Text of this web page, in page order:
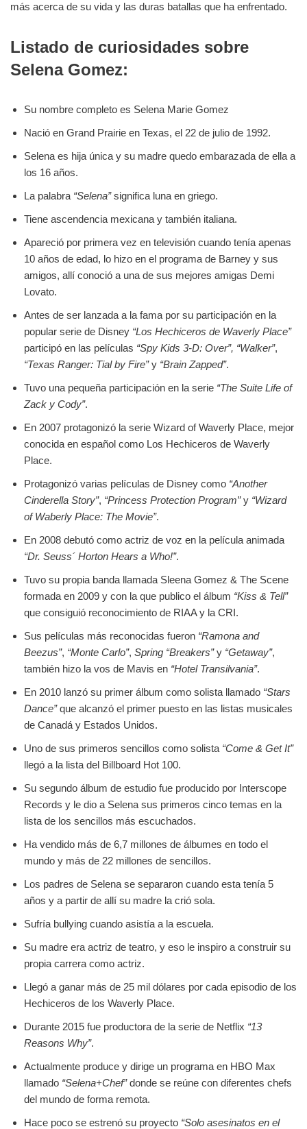
más acerca de su vida y las duras batallas que ha enfrentado.
Listado de curiosidades sobre
Selena Gomez:
Su nombre completo es Selena Marie Gomez
Nació en Grand Prairie en Texas, el 22 de julio de 1992.
Selena es hija única y su madre quedo embarazada de ella a
los 16 años.
La palabra “Selena”significa luna en griego.
Tiene ascendencia mexicana y también italiana.
Apareció por primera vez en televisión cuando tenía apenas
10 años de edad, lo hizo en el programa de Barney y sus
amigos, allí conoció a una de sus mejores amigas Demi
Lovato.
Antes de ser lanzada a la fama por su participación en la
popular serie de Disney “Los Hechiceros de Waverly Place”
participó en las películas “Spy Kids 3-D: Over”, “Walker”,
“Texas Ranger: Tial by Fire”y “Brain Zapped”.
Tuvo una pequeña participación en la serie “The Suite Life of
Zack y Cody”.
En 2007 protagonizó la serie Wizard of Waverly Place, mejor
conocida en español como Los Hechiceros de Waverly
Place.
Protagonizó varias películas de Disney como “Another
Cinderella Story”, “Princess Protection Program”y “Wizard
of Waberly Place: The Movie”.
En 2008 debutó como actriz de voz en la película animada
“Dr. Seuss´ Horton Hears a Who!”.
Tuvo su propia banda llamada Sleena Gomez & The Scene
formada en 2009 y con la que publico el álbum “Kiss & Tell”
que consiguió reconocimiento de RIAA y la CRI.
Sus películas más reconocidas fueron “Ramona and
Beezus”, “Monte Carlo”, Spring “Breakers”y “Getaway”,
también hizo la vos de Mavis en “Hotel Transilvania”.
En 2010 lanzó su primer álbum como solista llamado “Stars
Dance”que alcanzó el primer puesto en las listas musicales
de Canadá y Estados Unidos.
Uno de sus primeros sencillos como solista “Come & Get It”
llegó a la lista del Billboard Hot 100.
Su segundo álbum de estudio fue producido por Interscope
Records y le dio a Selena sus primeros cinco temas en la
lista de los sencillos más escuchados.
Ha vendido más de 6,7 millones de álbumes en todo el
mundo y más de 22 millones de sencillos.
Los padres de Selena se separaron cuando esta tenía 5
años y a partir de allí su madre la crió sola.
Sufría bullying cuando asistía a la escuela.
Su madre era actriz de teatro, y eso le inspiro a construir su
propia carrera como actriz.
Llegó a ganar más de 25 mil dólares por cada episodio de los
Hechiceros de los Waverly Place.
Durante 2015 fue productora de la serie de Netflix “13
Reasons Why”.
Actualmente produce y dirige un programa en HBO Max
llamado “Selena+Chef”donde se reúne con diferentes chefs
del mundo de forma remota.
Hace poco se estrenó su proyecto “Solo asesinatos en el